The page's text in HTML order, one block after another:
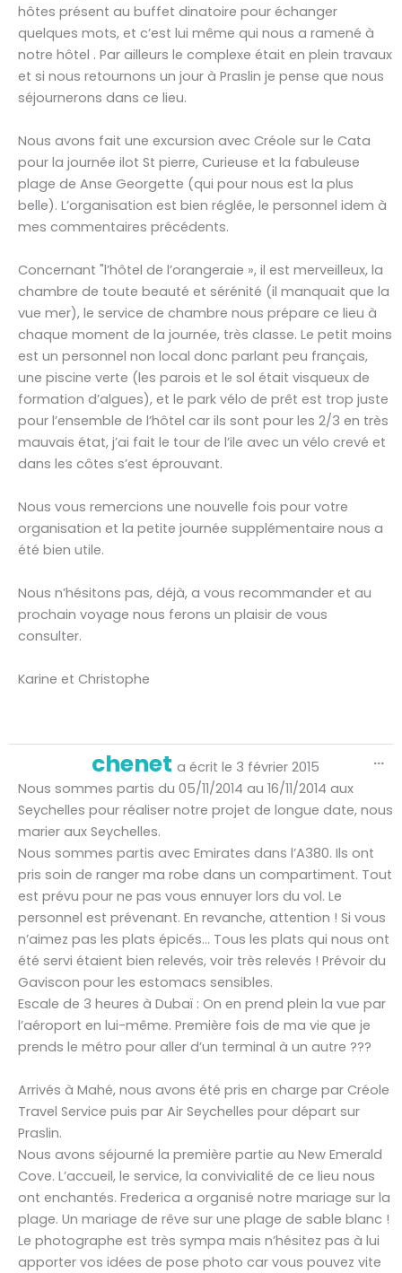
hôtes présent au buffet dinatoire pour échanger
quelques mots, et c’est lui même qui nous a ramené à
notre hôtel . Par ailleurs le complexe était en plein travaux
et si nous retournons un jour à Praslin je pense que nous
séjournerons dans ce lieu.
Nous avons fait une excursion avec Créole sur le Cata
pour la journée ilot St pierre, Curieuse et la fabuleuse
plage de Anse Georgette (qui pour nous est la plus
belle). L’organisation est bien réglée, le personnel idem à
mes commentaires précédents.
Concernant "l’hôtel de l’orangeraie », il est merveilleux, la
chambre de toute beauté et sérénité (il manquait que la
vue mer), le service de chambre nous prépare ce lieu à
chaque moment de la journée, très classe. Le petit moins
est un personnel non local donc parlant peu français,
une piscine verte (les parois et le sol était visqueux de
formation d’algues), et le park vélo de prêt est trop juste
pour l’ensemble de l’hôtel car ils sont pour les 2/3 en très
mauvais état, j’ai fait le tour de l’ile avec un vélo crevé et
dans les côtes s’est éprouvant.
Nous vous remercions une nouvelle fois pour votre
organisation et la petite journée supplémentaire nous a
été bien utile.
Nous n’hésitons pas, déjà, a vous recommander et au
prochain voyage nous ferons un plaisir de vous
consulter.
Karine et Christophe
chenet a écrit le 3 février 2015
Nous sommes partis du 05/11/2014 au 16/11/2014 aux
Seychelles pour réaliser notre projet de longue date, nous
marier aux Seychelles.
Nous sommes partis avec Emirates dans l’A380. Ils ont
pris soin de ranger ma robe dans un compartiment. Tout
est prévu pour ne pas vous ennuyer lors du vol. Le
personnel est prévenant. En revanche, attention ! Si vous
n’aimez pas les plats épicés… Tous les plats qui nous ont
été servi étaient bien relevés, voir très relevés ! Prévoir du
Gaviscon pour les estomacs sensibles.
Escale de 3 heures à Dubaï : On en prend plein la vue par
l’aéroport en lui-même. Première fois de ma vie que je
prends le métro pour aller d’un terminal à un autre ???
Arrivés à Mahé, nous avons été pris en charge par Créole
Travel Service puis par Air Seychelles pour départ sur
Praslin.
Nous avons séjourné la première partie au New Emerald
Cove. L’accueil, le service, la convivialité de ce lieu nous
ont enchantés. Frederica a organisé notre mariage sur la
plage. Un mariage de rêve sur une plage de sable blanc !
Le photographe est très sympa mais n’hésitez pas à lui
apporter vos idées de pose photo car vous pouvez vite
...